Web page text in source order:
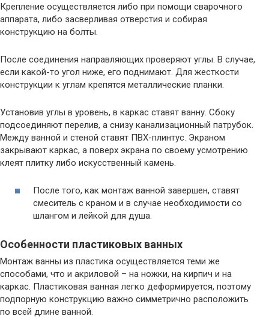
Крепление осуществляется либо при помощи сварочного
аппарата, либо засверливая отверстия и собирая
конструкцию на болты.
После соединения направляющих проверяют углы. В случае,
если какой-то угол ниже, его поднимают. Для жесткости
конструкции к углам крепятся металлические планки.
Установив углы в уровень, в каркас ставят ванну. Сбоку
подсоединяют перелив, а снизу канализационный патрубок.
Между ванной и стеной ставят ПВХ-плинтус. Экраном
закрывают каркас, а поверх экрана по своему усмотрению
клеят плитку либо искусственный камень.
После того, как монтаж ванной завершен, ставят
смеситель с краном и в случае необходимости со
шлангом и лейкой для душа.
Особенности пластиковых ванных
Монтаж ванны из пластика осуществляется теми же
способами, что и акриловой – на ножки, на кирпич и на
каркас. Пластиковая ванная легко деформируется, поэтому
подпорную конструкцию важно симметрично расположить
по всей длине ванной.